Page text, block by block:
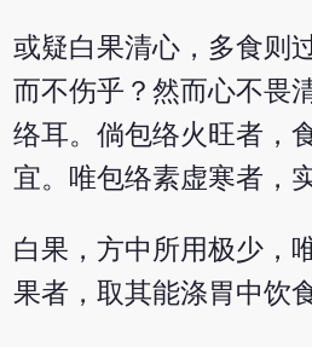
或疑白果清心，多食则
而不伤乎？然而心不畏
络耳。倘包络火旺者，
宜。唯包络素虚寒者，
白果，方中所用极少，
果者，取其能涤胃中饮